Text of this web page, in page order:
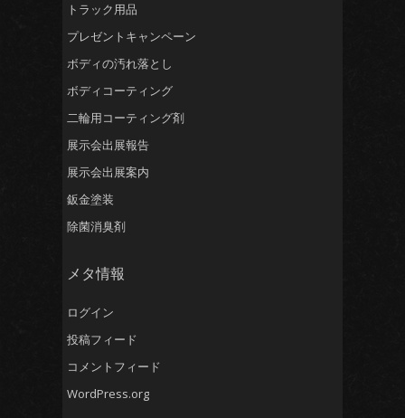
トラック用品
プレゼントキャンペーン
ボディの汚れ落とし
ボディコーティング
二輪用コーティング剤
展示会出展報告
展示会出展案内
鈑金塗装
除菌消臭剤
メタ情報
ログイン
投稿フィード
コメントフィード
WordPress.org